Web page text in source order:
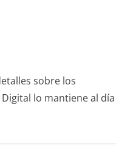
sobre los
lo mantiene al día